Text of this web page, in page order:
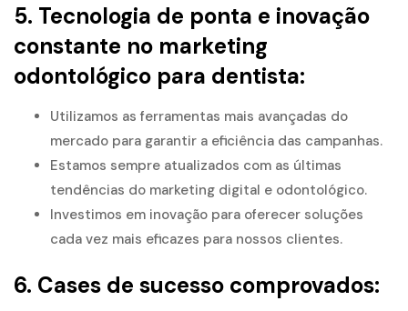
5. Tecnologia de ponta e inovação
constante no marketing
odontológico para dentista:
Utilizamos as ferramentas mais avançadas do
mercado para garantir a eficiência das campanhas.
Estamos sempre atualizados com as últimas
tendências do marketing digital e odontológico.
Investimos em inovação para oferecer soluções
cada vez mais eficazes para nossos clientes.
6. Cases de sucesso comprovados: